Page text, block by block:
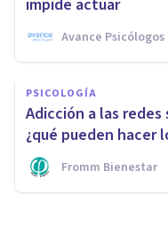
impide actuar
Avance Psicólogos
PSICOLOGÍA
Adicción a las
¿qué pueden hacer
Fromm Bienestar